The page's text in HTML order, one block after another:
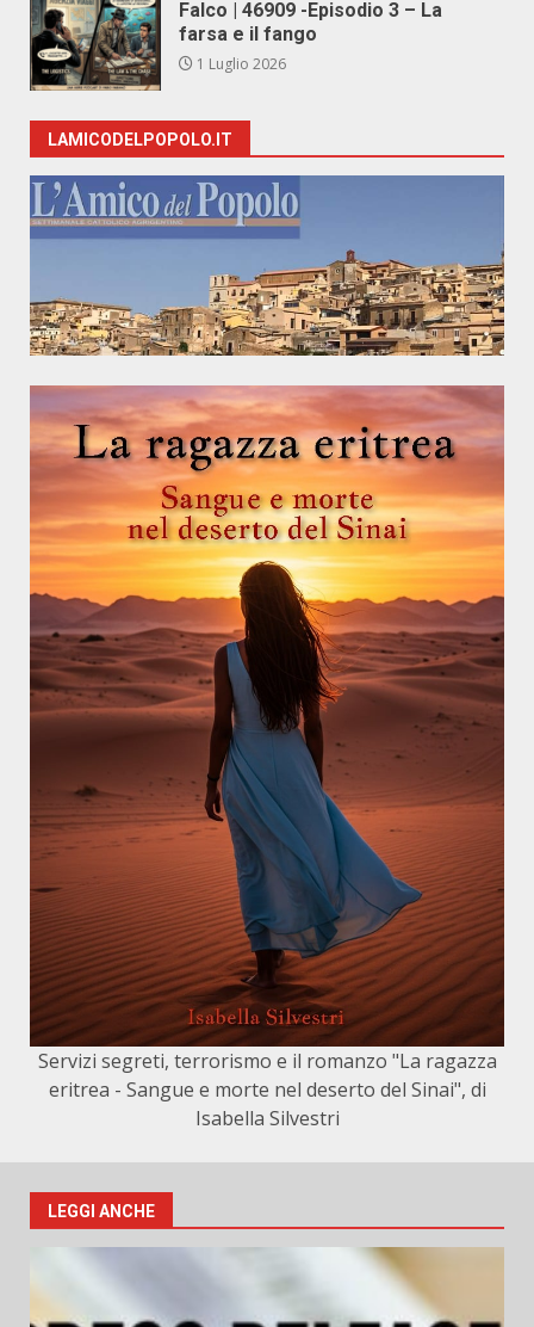
Falco | 46909 -Episodio 3 – La
farsa e il fango
1 Luglio 2026
LAMICODELPOPOLO.IT
Servizi segreti, terrorismo e il romanzo "La ragazza
eritrea - Sangue e morte nel deserto del Sinai", di
Isabella Silvestri
LEGGI ANCHE